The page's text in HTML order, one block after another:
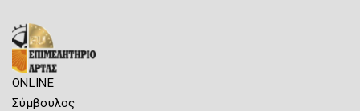
ONLINE
Σύμβουλος